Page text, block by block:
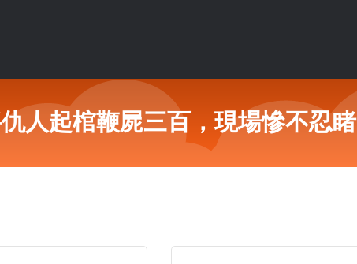
人起棺鞭屍三百，現場慘不忍睹